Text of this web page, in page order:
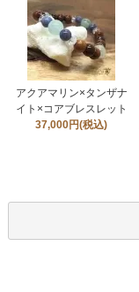
アクアマリン×タンザナ
イト×コアブレスレット
37,000円(税込)